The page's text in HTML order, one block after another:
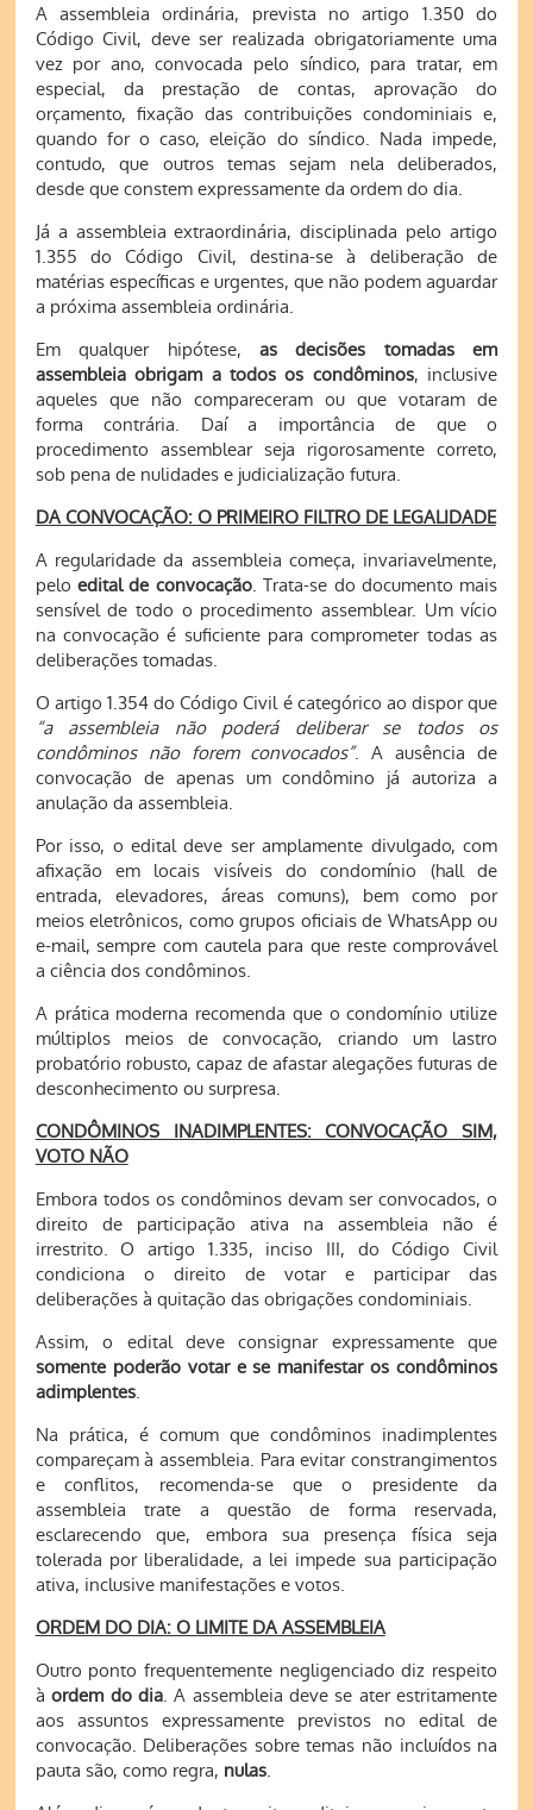
A assembleia ordinária, prevista no artigo 1.350 do
Código Civil, deve ser realizada obrigatoriamente uma
vez por ano, convocada pelo síndico, para tratar, em
especial, da prestação de contas, aprovação do
orçamento, fixação das contribuições condominiais e,
quando for o caso, eleição do síndico. Nada impede,
contudo, que outros temas sejam nela deliberados,
desde que constem expressamente da ordem do dia.
Já a assembleia extraordinária, disciplinada pelo artigo
1.355 do Código Civil, destina-se à deliberação de
matérias específicas e urgentes, que não podem aguardar
a próxima assembleia ordinária.
Em qualquer hipótese, as decisões tomadas em
assembleia obrigam a todos os condôminos, inclusive
aqueles que não compareceram ou que votaram de
forma contrária. Daí a importância de que o
procedimento assemblear seja rigorosamente correto,
sob pena de nulidades e judicialização futura.
DA CONVOCAÇÃO: O PRIMEIRO FILTRO DE LEGALIDADE
A regularidade da assembleia começa, invariavelmente,
peloedital de convocação. Trata-se do documento mais
sensível de todo o procedimento assemblear. Um vício
na convocação é suficiente para comprometer todas as
deliberações tomadas.
O artigo 1.354 do Código Civil é categórico ao dispor que
“a assembleia não poderá deliberar se todos os
condôminos não forem convocados”. A ausência de
convocação de apenas um condômino já autoriza a
anulação da assembleia.
Por isso, o edital deve ser amplamente divulgado, com
afixação em locais visíveis do condomínio (hall de
entrada, elevadores, áreas comuns), bem como por
meios eletrônicos, como grupos oficiais de WhatsApp ou
e-mail, sempre com cautela para que reste comprovável
a ciência dos condôminos.
A prática moderna recomenda que o condomínio utilize
múltiplos meios de convocação, criando um lastro
probatório robusto, capaz de afastar alegações futuras de
desconhecimento ou surpresa.
CONDÔMINOS INADIMPLENTES: CONVOCAÇÃO SIM,
VOTO NÃO
Embora todos os condôminos devam ser convocados, o
direito de participação ativa na assembleia não é
irrestrito. O artigo 1.335, inciso III, do Código Civil
condiciona o direito de votar e participar das
deliberações à quitação das obrigações condominiais.
Assim, o edital deve consignar expressamente que
somente poderão votar e se manifestar os condôminos
adimplentes.
Na prática, é comum que condôminos inadimplentes
compareçam à assembleia. Para evitar constrangimentos
e conflitos, recomenda-se que o presidente da
assembleia trate a questão de forma reservada,
esclarecendo que, embora sua presença física seja
tolerada por liberalidade, a lei impede sua participação
ativa, inclusive manifestações e votos.
ORDEM DO DIA: O LIMITE DA ASSEMBLEIA
Outro ponto frequentemente negligenciado diz respeito
àordem do dia. A assembleia deve se ater estritamente
aos assuntos expressamente previstos no edital de
convocação. Deliberações sobre temas não incluídos na
pauta são, como regra, nulas.